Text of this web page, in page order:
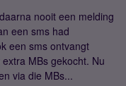
nooit een melding
een sms had
een sms ontvangt
MBs gekocht. Nu
via die MBs...